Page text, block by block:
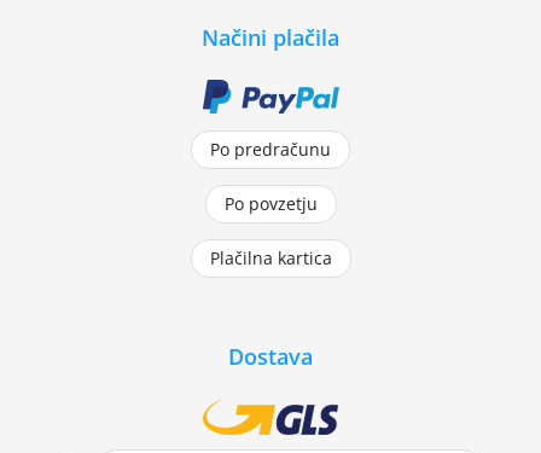
Načini plačila
Po predračunu
Po povzetju
Plačilna kartica
Dostava